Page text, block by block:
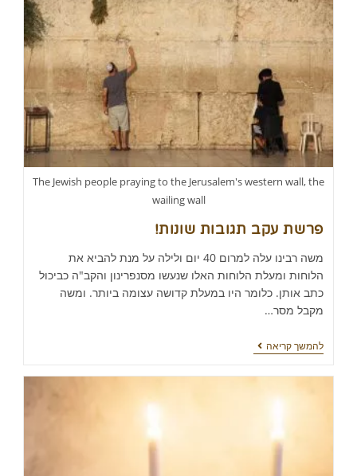
The Jewish people praying to the Jerusalem's western wall, the
wailing wall
פרשת עקב תגובות שונות!
משה רבינו עלה למרום 40 יום ולילה על מנת להביא את
הלוחות ומעלת הלוחות האלו שנעשו מסנפרינון והקב"ה כביכול
כתב אותן. כלומר היו במעלת קדושה עצומה ביותר. ומשה
מקבל מסר…
להמשך קריאה